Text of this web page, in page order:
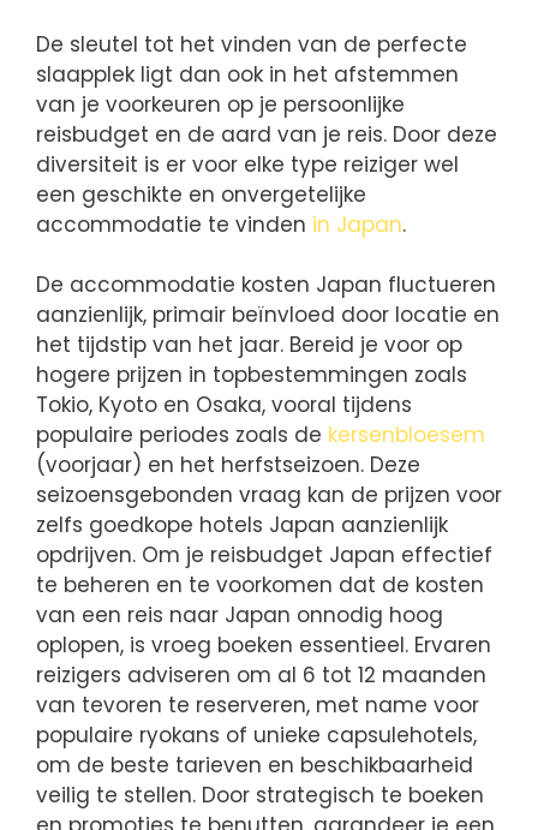
De sleutel tot het vinden van de perfecte
slaapplek ligt dan ook in het afstemmen
van je voorkeuren op je persoonlijke
reisbudget en de aard van je reis. Door deze
diversiteit is er voor elke type reiziger wel
een geschikte en onvergetelijke
accommodatie te vinden in Japan.
De accommodatie kosten Japan fluctueren
aanzienlijk, primair beïnvloed door locatie en
het tijdstip van het jaar. Bereid je voor op
hogere prijzen in topbestemmingen zoals
Tokio, Kyoto en Osaka, vooral tijdens
populaire periodes zoals de kersenbloesem
(voorjaar) en het herfstseizoen. Deze
seizoensgebonden vraag kan de prijzen voor
zelfs goedkope hotels Japan aanzienlijk
opdrijven. Om je reisbudget Japan effectief
te beheren en te voorkomen dat de kosten
van een reis naar Japan onnodig hoog
oplopen, is vroeg boeken essentieel. Ervaren
reizigers adviseren om al 6 tot 12 maanden
van tevoren te reserveren, met name voor
populaire ryokans of unieke capsulehotels,
om de beste tarieven en beschikbaarheid
veilig te stellen. Door strategisch te boeken